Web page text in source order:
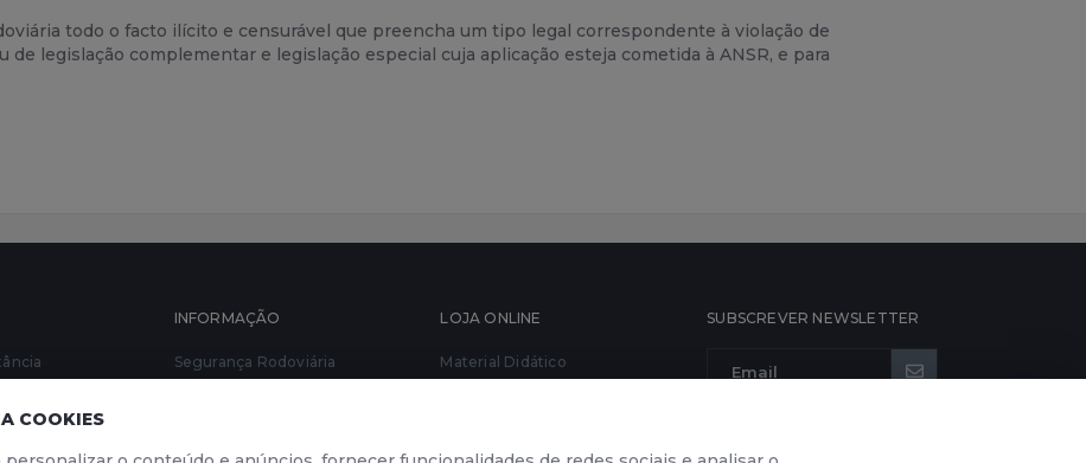
COOKIES
todo o facto ilícito e censurável que preencha um tipo legal correspondente à violação de
de legislação complementar e legislação especial cuja aplicação esteja cometida à ANSR, e para
INFORMAÇÃO
Segurança Rodoviária
LOJA ONLINE
Material Didático
SUBSCREVER NEWSLETTER